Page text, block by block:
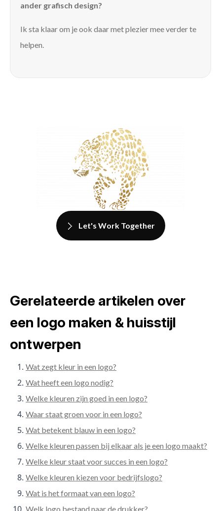
ander grafisch design?
Ik sta klaar om je ook daar met plezier mee verder te
helpen.
Let's Work Together
Gerelateerde artikelen over
een logo maken & huisstijl
ontwerpen
Wat zegt kleur in een logo?
Wat heeft een logo nodig?
Welke kleuren zijn goed in een logo?
Waar staat groen voor in een logo?
Wat betekent blauw in een logo?
Welke kleuren passen bij elkaar als je een logo maakt?
Welke kleur staat voor succes in een logo?
Welke kleuren kiezen voor bedrijfslogo?
Wat is het formaat van een logo?
Welk logo bestand naar de drukker?